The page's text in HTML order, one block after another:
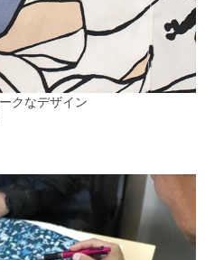
クなデザイン